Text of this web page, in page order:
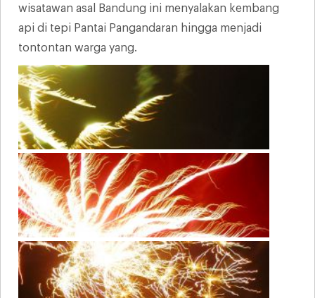
wisatawan asal Bandung ini menyalakan kembang
api di tepi Pantai Pangandaran hingga menjadi
tontontan warga yang.